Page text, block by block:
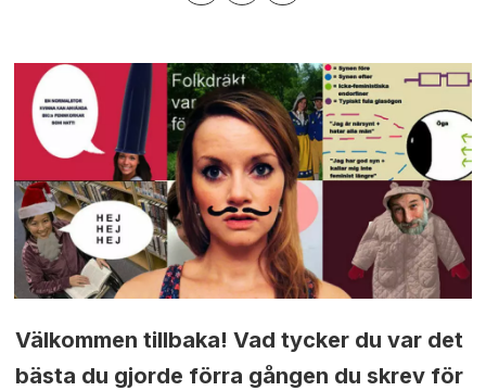
Välkommen tillbaka! Vad tycker du var det
bästa du gjorde förra gången du skrev för